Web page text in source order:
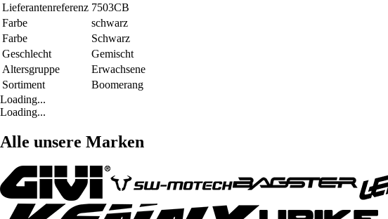
Lieferantenreferenz 7503CB
Farbe
schwarz
Farbe
Schwarz
Geschlecht
Gemischt
Altersgruppe
Erwachsene
Sortiment
Boomerang
Loading...
Loading...
Alle unsere Marken